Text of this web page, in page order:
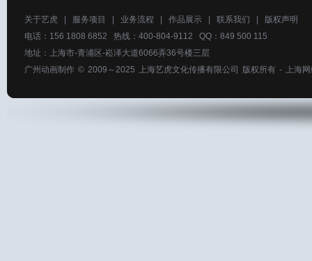
关于艺虎 服务项目 业务流程 作品展示 联系我们
版权声明
电话：156 1808 6852 热线：400-804-9112 QQ：849 500 115
地址：上海市-青浦区-崧泽大道6066弄36号楼三层
广州动画制作 © 2009～2025 上海艺虎文化传播有限公司 版权所有 - 上海